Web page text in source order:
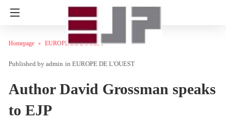
Homepage EUROPE DE L'OUEST
admin in EUROPE DE L'OUEST
Author David Grossman speaks
to EJP